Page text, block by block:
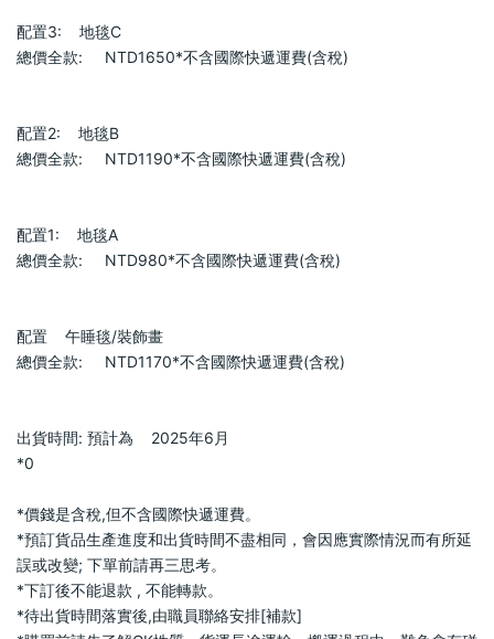
配置3:    地毯C
總價全款:     NTD1650*不含國際快遞運費(含稅)
配置2:    地毯B
總價全款:     NTD1190*不含國際快遞運費(含稅)
配置1:    地毯A
總價全款:     NTD980*不含國際快遞運費(含稅)
配置    午睡毯/裝飾畫
總價全款:     NTD1170*不含國際快遞運費(含稅)
出貨時間: 預計為    2025年6月
*0
*價錢是含稅,但不含國際快遞運費。
*預訂貨品生產進度和出貨時間不盡相同，會因應實際情況而有所延
誤或改變; 下單前請再三思考。
*下訂後不能退款 , 不能轉款。
*待出貨時間落實後,由職員聯絡安排[補款]